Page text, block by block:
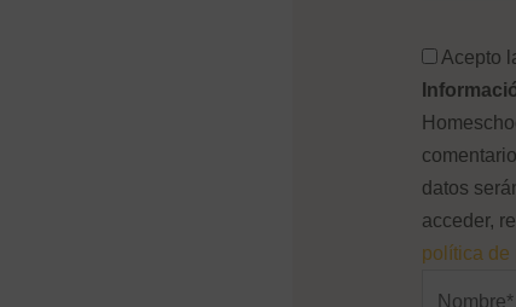
Acepto
datos
acceder,
política de